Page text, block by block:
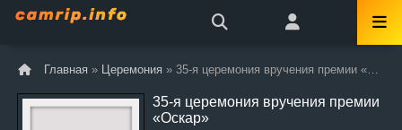
Главная » Церемония » 35-я церемония вручения премии «Оскар»
35-я церемония вручения премии
«Оскар»